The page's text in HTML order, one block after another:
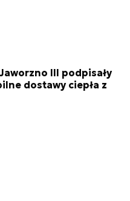
III podpisały
dostawy ciepła z